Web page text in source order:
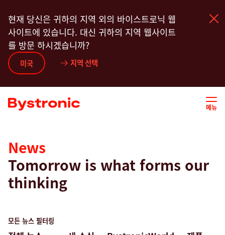
건
현재 당신은 귀하의 지역 외의 바이스트로닉 웹
사이트에 있습니다. 대신 귀하의 지역 웹사이트
를 방문 하시겠습니까?
미국 지역 선택
메뉴
기계 및 소프트웨어
서비스
뉴스룸
News
Tomorrow is what forms our
thinking
모든 뉴스 필터링